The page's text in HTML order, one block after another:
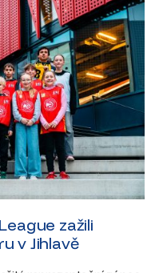
zažili
v Jihlavě